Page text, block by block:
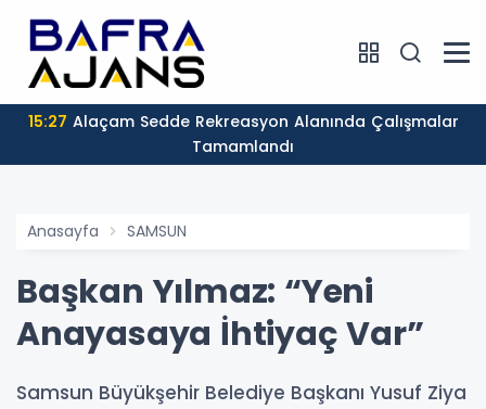
15:27
Tamamlandı
Anasayfa SAMSUN
Başkan Yılmaz: “Yeni
Anayasaya İhtiyaç Var”
Samsun Büyükşehir Belediye Başkanı Yusuf Ziya